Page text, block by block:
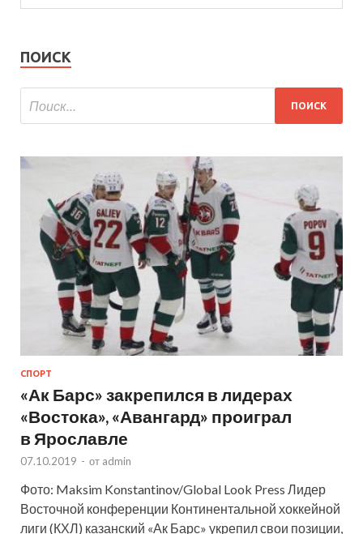
ПОИСК
СПОРТ
«Ак Барс» закрепился в лидерах
«Востока», «Авангард» проиграл
в Ярославле
07.10.2019 - от admin
Фото: Maksim Konstantinov/Global Look Press Лидер
Восточной конференции Континентальной хоккейной
лиги (КХЛ) казанский «Ак Барс» укрепил свои позиции,